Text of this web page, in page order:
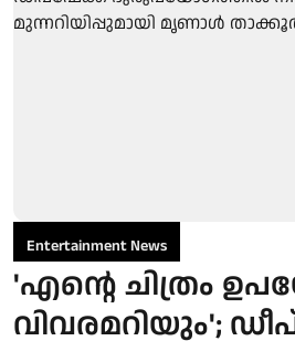
Entertainment News
'എന്റെ ചിത്രം
വിവരമറിയും';